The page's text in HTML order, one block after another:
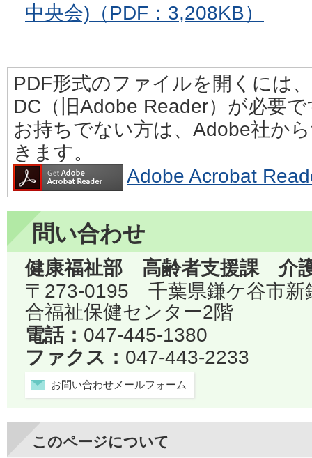
中央会)（PDF：3,208KB）
PDF形式のファイルを開くには
DC（旧Adobe Reader）が必要
お持ちでない方は、Adobe社か
きます。
Adobe Acrobat
問い合わせ
健康福祉部 高齢者支援課 介
〒273-0195 千葉県鎌ケ谷市
合福祉保健センター2階
電話： 047-445-1380
ファクス： 047-443-2233
お問い合わせメールフォーム
このページについて